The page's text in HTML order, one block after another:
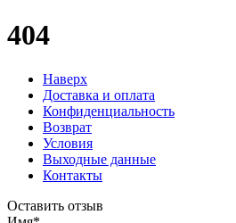
404
Наверх
Доставка и оплата
Конфиденциальность
Возврат
Условия
Выходные данные
Контакты
Оставить отзыв